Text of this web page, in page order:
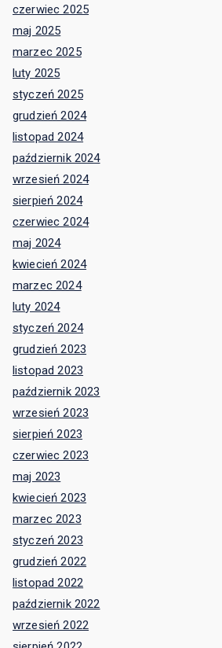
czerwiec 2025
maj 2025
marzec 2025
luty 2025
styczeń 2025
grudzień 2024
listopad 2024
październik 2024
wrzesień 2024
sierpień 2024
czerwiec 2024
maj 2024
kwiecień 2024
marzec 2024
luty 2024
styczeń 2024
grudzień 2023
listopad 2023
październik 2023
wrzesień 2023
sierpień 2023
czerwiec 2023
maj 2023
kwiecień 2023
marzec 2023
styczeń 2023
grudzień 2022
listopad 2022
październik 2022
wrzesień 2022